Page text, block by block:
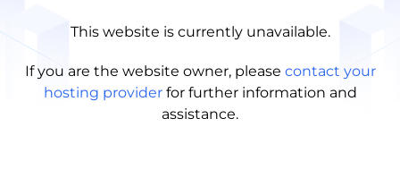
This website is currently unavailable.
If you are the website owner, please contact your
hosting provider for further information and
assistance.